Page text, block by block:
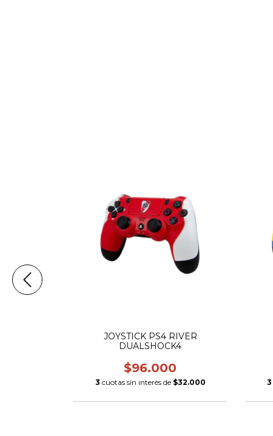
JOYSTICK PS4 RIVER
DUALSHOCK4
$96.000
3 cuotas sin interés de $32.000 3